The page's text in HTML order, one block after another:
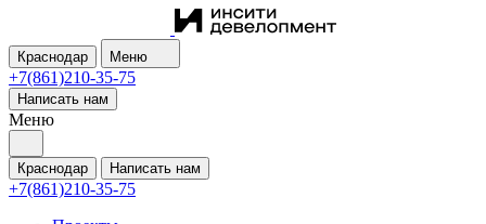
Краснодар Меню
+7(861)210-35-75
Написать нам
Меню
Краснодар Написать нам
+7(861)210-35-75